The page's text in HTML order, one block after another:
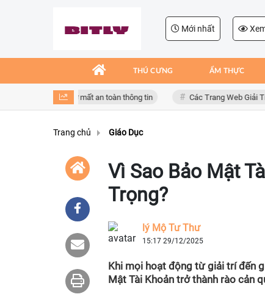
Mới nhất
THÚ CƯNG ẨM THỰC
mạo, nguy cơ mất an toàn thông tin Các Trang Web Giải Trí Xả
Trang chủ Giáo Dục
Vì Sao Bảo Mật
Trọng?
lý Mộ Tư Thư
15:17 29/12/2025
Khi mọi hoạt động từ giải trí đến
Mật Tài Khoản trở thành rào cản